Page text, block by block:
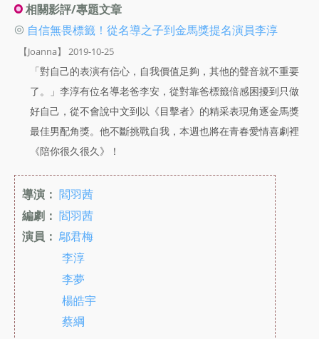
相關影評/專題文章
◎ 自信無畏標籤！從名導之子到金馬獎提名演員李淳
【Joanna】 2019-10-25
「對自己的表演有信心，自我價值足夠，其他的聲音就不重要
了。」李淳有位名導老爸李安，從對靠爸標籤倍感困擾到只做
好自己，從不會說中文到以《目擊者》的精采表現角逐金馬獎
最佳男配角獎。他不斷挑戰自我，本週也將在青春愛情喜劇裡
《陪你很久很久》！
導演： 閻羽茜
編劇： 閻羽茜
演員： 鄔君梅
李淳
李夢
楊皓宇
蔡綱